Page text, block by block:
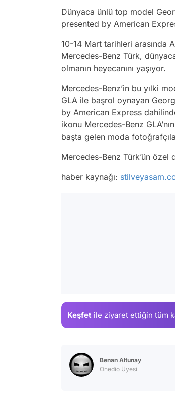
Dünyaca ünlü top model
presented by American
10-14 Mart tarihleri arasında
Mercedes-Benz Türk,
olmanın heyecanını yaşıyor.
Mercedes-Benz’in bu yılki
GLA ile başrol oynayan
by American Express
ikonu Mercedes-Benz
başta gelen moda
Mercedes-Benz Türk’ün
haber kaynağı:
Keşfet ile ziyaret ettiğin tüm
Benan Altunay
Onedio Üyesi